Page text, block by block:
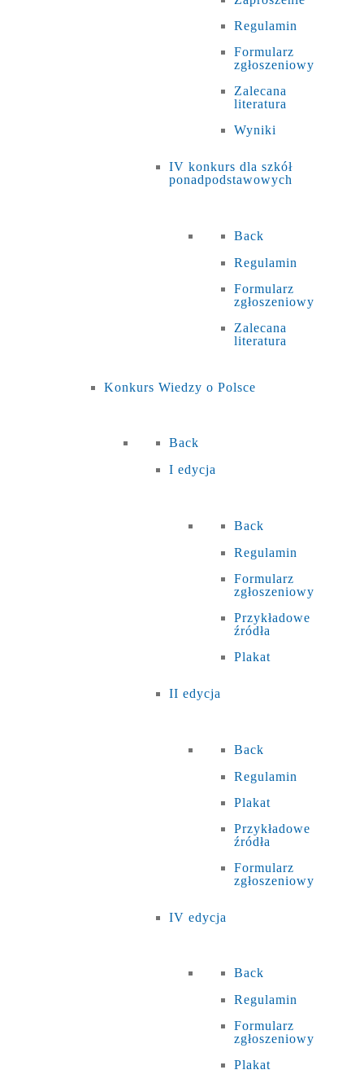
Regulamin
Formularz
zgłoszeniowy
Zalecana
literatura
Wyniki
IV konkurs dla szkół
ponadpodstawowych
Back
Regulamin
Formularz
zgłoszeniowy
Zalecana
literatura
Konkurs Wiedzy o Polsce
Back
I edycja
Back
Regulamin
Formularz
zgłoszeniowy
Przykładowe
źródła
Plakat
II edycja
Back
Regulamin
Plakat
Przykładowe
źródła
Formularz
zgłoszeniowy
IV edycja
Back
Regulamin
Formularz
zgłoszeniowy
Plakat